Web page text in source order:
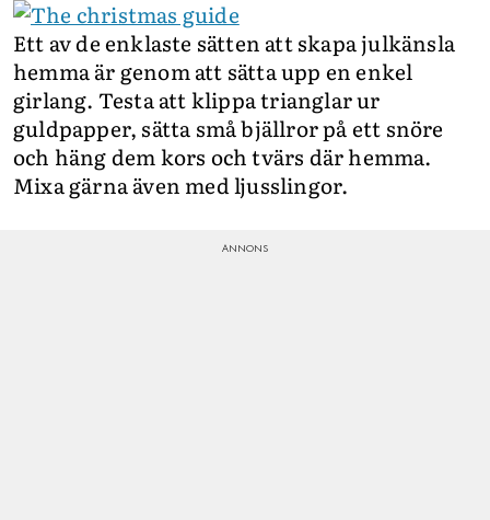
Ett av de enklaste sätten att skapa julkänsla
hemma är genom att sätta upp en enkel
girlang. Testa att klippa trianglar ur
guldpapper, sätta små bjällror på ett snöre
och häng dem kors och tvärs där hemma.
Mixa gärna även med ljusslingor.